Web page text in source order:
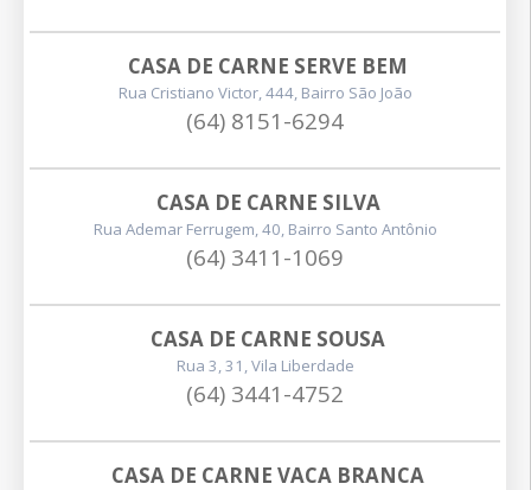
CASA DE CARNE SERVE BEM
Rua Cristiano Victor, 444, Bairro São João
(64) 8151-6294
CASA DE CARNE SILVA
Rua Ademar Ferrugem, 40, Bairro Santo Antônio
(64) 3411-1069
CASA DE CARNE SOUSA
Rua 3, 31, Vila Liberdade
(64) 3441-4752
CASA DE CARNE VACA BRANCA